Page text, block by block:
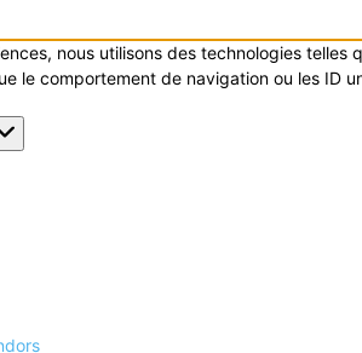
nous utilisons des technologies
le comportement de navigation ou les ID